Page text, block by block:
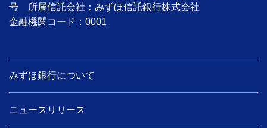
号 所属信託会社：みずほ信託銀行株式会社
金融機関コード：0001
みずほ銀行について
ニュースリリース